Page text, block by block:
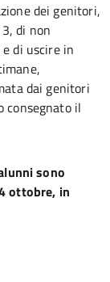
dei genitori,
di non
di uscire in
dai genitori
consegnato il
sono
ottobre, in